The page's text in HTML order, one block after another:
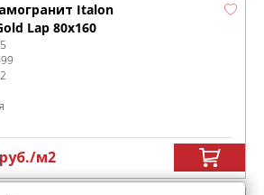
Italon
Lap 80x160
2
руб./м2